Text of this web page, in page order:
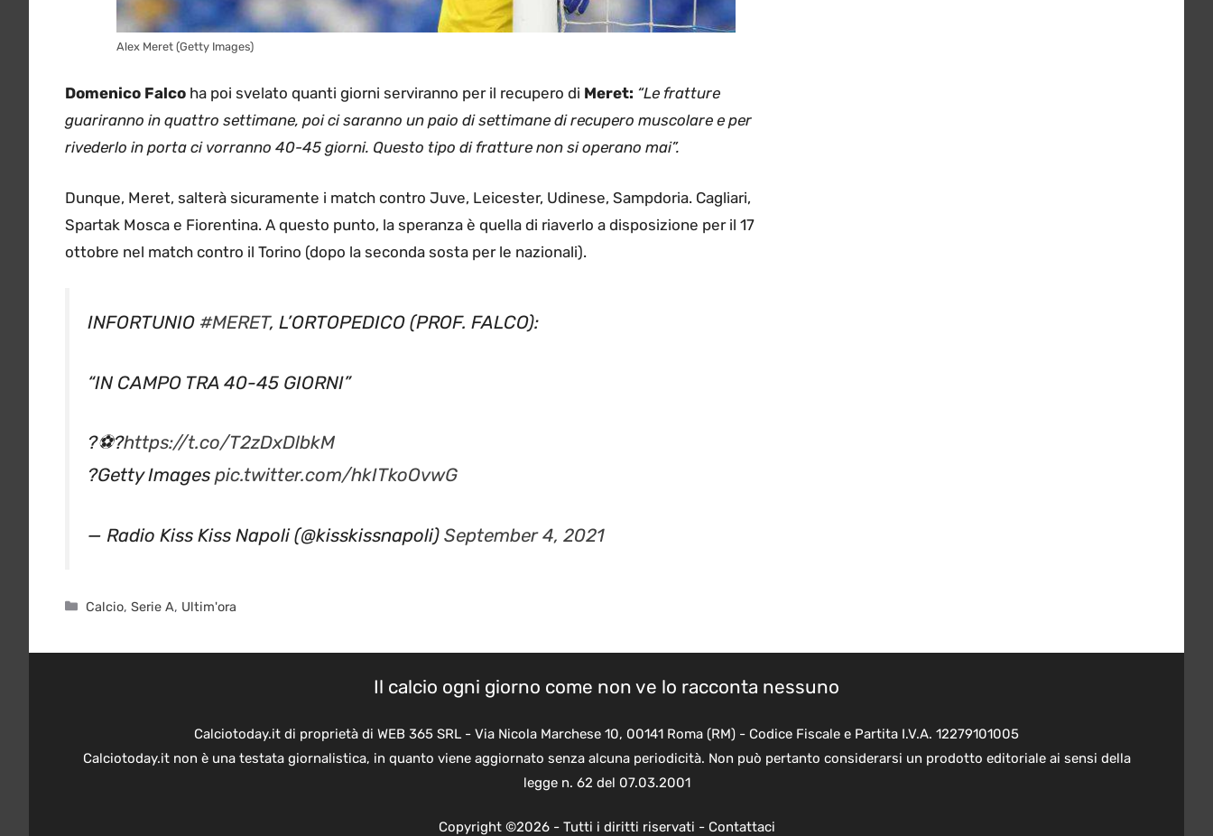
Alex Meret (Getty Images)
Domenico Falco ha poi svelato quanti giorni serviranno per il recupero di Meret: “Le fratture
guariranno in quattro settimane, poi ci saranno un paio di settimane di recupero muscolare e per
rivederlo in porta ci vorranno 40-45 giorni. Questo tipo di fratture non si operano mai”.
Dunque, Meret, salterà sicuramente i match contro Juve, Leicester, Udinese, Sampdoria. Cagliari,
Spartak Mosca e Fiorentina. A questo punto, la speranza è quella di riaverlo a disposizione per il 17
ottobre nel match contro il Torino (dopo la seconda sosta per le nazionali).
INFORTUNIO #MERET, L’ORTOPEDICO (PROF. FALCO):
“IN CAMPO TRA 40-45 GIORNI”
?️⚽️?https://t.co/T2zDxDlbkM
?Getty Imagespic.twitter.com/hkITkoOvwG
— Radio Kiss Kiss Napoli (@kisskissnapoli) September 4, 2021
Categorie
Calcio, Serie A, Ultim'ora
Il calcio ogni giorno come non ve lo racconta nessuno
Calciotoday.it di proprietà di WEB 365 SRL - Via Nicola Marchese 10, 00141 Roma (RM) - Codice Fiscale e Partita I.V.A. 12279101005
Calciotoday.it non è una testata giornalistica, in quanto viene aggiornato senza alcuna periodicità. Non può pertanto considerarsi un prodotto editoriale ai sensi della
legge n. 62 del 07.03.2001